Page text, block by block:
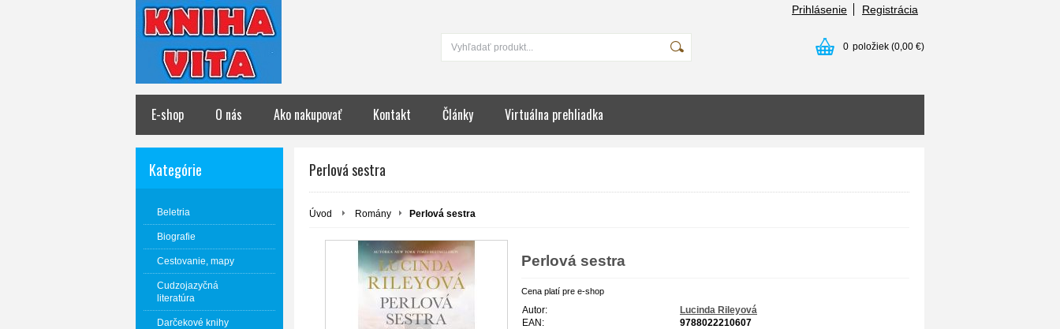
Prihlásenie Registrácia
0 položiek (0,00 €)
E-shop O nás Ako nakupovať Kontakt Články Virtuálna prehliadka
Kategórie
Beletria
Biografie
Cestovanie, mapy
Cudzojazyčná
literatúra
Darčekové knihy
Perlová sestra
Úvod Romány Perlová sestra
Perlová sestra
Cena platí pre e-shop
Autor:
Lucinda Rileyová
EAN:
9788022210607